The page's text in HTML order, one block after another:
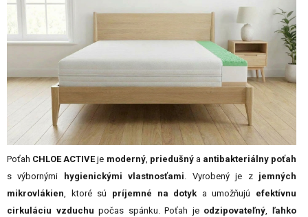
Poťah CHLOE ACTIVEje moderný, priedušnýa antibakteriálny poťah
s výbornými
hygienickými vlastnosťami. Vyrobený je z jemných
mikrovlákien, ktoré sú príjemné na dotyk a umožňujú efektívnu
cirkuláciu vzduchu počas spánku. Poťah je odzipovateľný, ľahko